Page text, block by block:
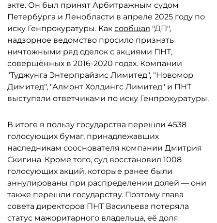
акте. Он был принят Арбитражным судом
Петербурга и Ленобласти в апреле 2025 году по
иску Генпрокуратуры. Как сообщал "ДП",
надзорное ведомство просило признать
ничтожными ряд сделок с акциями ПНТ,
совершённых в 2016-2020 годах. Компании
"Туджунга Энтерпрайзис Лимитед", "Новомор
Димитед", "Алмонт Холдингс Лимитед" и ПНТ
выступали ответчиками по иску Генпрокуратуры.
В итоге в пользу государства перешли 4538
голосующих бумаг, принадлежавших
наследникам сооснователя компании Дмитрия
Скигина. Кроме того, суд восстановил 1008
голосующих акций, которые ранее были
аннулированы при распределении долей — они
также перешли государству. Поэтому глава
совета директоров ПНТ Васильева потеряла
статус мажоритарного владельца, её доля